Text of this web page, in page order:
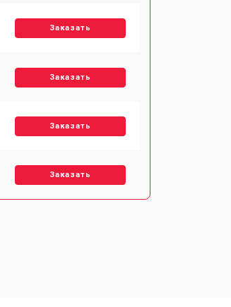
Заказать
Заказать
Заказать
Заказать